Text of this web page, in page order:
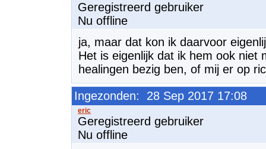
Geregistreerd gebruiker
Nu offline
ja, maar dat kon ik daarvoor
Het is eigenlijk dat ik hem ook niet
healingen bezig ben, of mij er op
Ingezonden: 28 Sep 2017 17:08
Geregistreerd gebruiker
Nu offline